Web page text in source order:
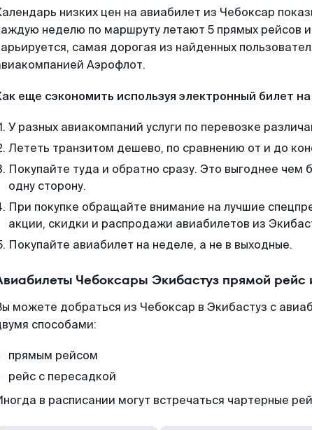
низких цен на авиабилет из Чебоксар
неделю по маршруту летают 5 прямых рейсов
самая дорогая из найденных
Аэрофлот.
еще сэкономить используя электронный билет
У разных авиакомпаний услуги по перевозке
Лететь транзитом дешево, по сравнению от и до
Покупайте туда и обратно сразу. Это выгоднее чем
одну сторону.
При покупке обращайте внимание на лучшие
акции, скидки и распродажи авиабилетов из
Покупайте авиабилет на неделе, а не в выходные.
Чебоксары Экибастуз прямой рейс
можете добраться из Чебоксар в Экибастуз с
способами:
прямым рейсом
рейс с пересадкой
в расписании могут встречаться чартерные